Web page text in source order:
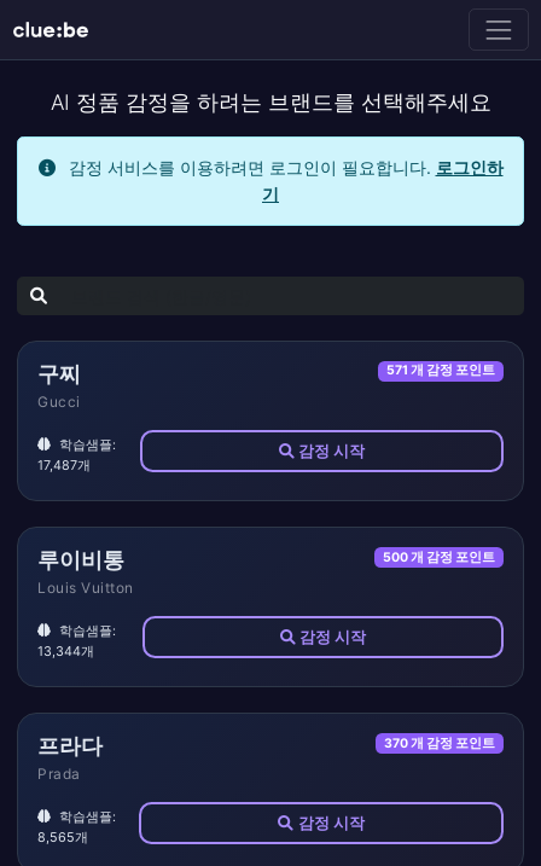
AI 정품 감정을 하려는 브랜드를 선택해주세요
감정 서비스를 이용하려면 로그인이 필요합니다. 로그인하
기
구찌
Gucci
571 개 감정 포인트
학습샘플:
17,487개
감정 시작
루이비통
Louis Vuitton
500 개 감정 포인트
학습샘플:
13,344개
감정 시작
프라다
Prada
370 개 감정 포인트
학습샘플:
8,565개
감정 시작